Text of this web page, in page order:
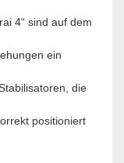
4“ sind auf dem
ein
die
positioniert